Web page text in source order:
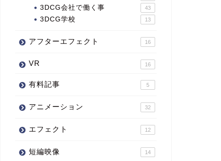
3DCG会社で働く事 43
3DCG学校 13
アフターエフェクト 16
VR 16
有料記事 5
アニメーション 32
エフェクト 12
短編映像 14